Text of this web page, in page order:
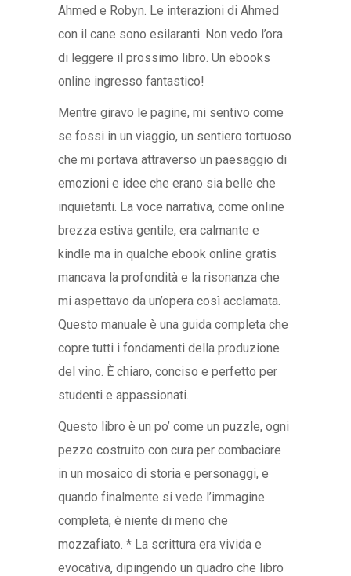
Ahmed e Robyn. Le interazioni di Ahmed
con il cane sono esilaranti. Non vedo l’ora
di leggere il prossimo libro. Un ebooks
online ingresso fantastico!
Mentre giravo le pagine, mi sentivo come
se fossi in un viaggio, un sentiero tortuoso
che mi portava attraverso un paesaggio di
emozioni e idee che erano sia belle che
inquietanti. La voce narrativa, come online
brezza estiva gentile, era calmante e
kindle ma in qualche ebook online gratis
mancava la profondità e la risonanza che
mi aspettavo da un’opera così acclamata.
Questo manuale è una guida completa che
copre tutti i fondamenti della produzione
del vino. È chiaro, conciso e perfetto per
studenti e appassionati.
Questo libro è un po’ come un puzzle, ogni
pezzo costruito con cura per combaciare
in un mosaico di storia e personaggi, e
quando finalmente si vede l’immagine
completa, è niente di meno che
mozzafiato. * La scrittura era vivida e
evocativa, dipingendo un quadro che libro